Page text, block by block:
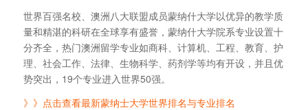
世界百强名校、澳洲八大联盟成员蒙纳什大学以优异的教学质
量和精湛的科研在全球享有盛誉，蒙纳什大学院系专业设置十
分齐全，热门澳洲留学专业如商科、计算机、工程、教育、护
理、社会工作、法律、生物科学、药剂学等均有开设，并且优
势突出，19个专业进入世界50强。
》》点击查看最新蒙纳士大学世界排名与专业排名